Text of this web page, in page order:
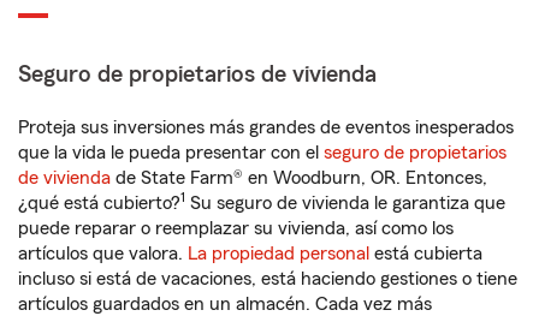
Seguro de propietarios de vivienda
Proteja sus inversiones más grandes de eventos inesperados
que la vida le pueda presentar con el seguro de propietarios
de vivienda de State Farm® en Woodburn, OR. Entonces,
¿qué está cubierto?1 Su seguro de vivienda le garantiza que
puede reparar o reemplazar su vivienda, así como los
artículos que valora. La propiedad personal está cubierta
incluso si está de vacaciones, está haciendo gestiones o tiene
artículos guardados en un almacén. Cada vez más